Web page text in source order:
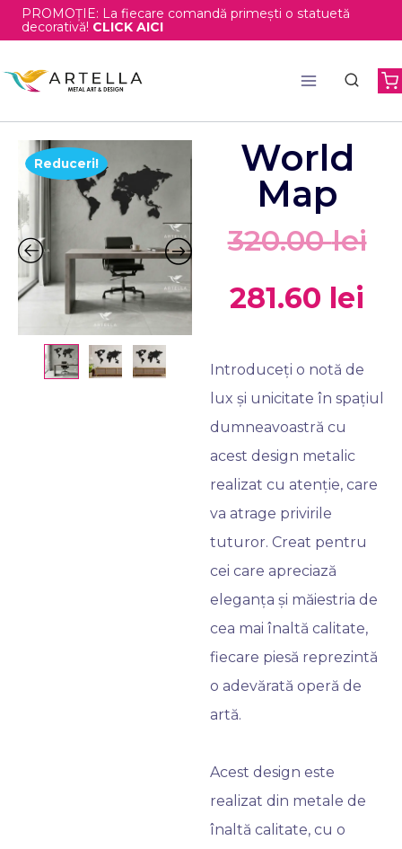
PROMOȚIE: La fiecare comandă primești o statuetă
decorativă! CLICK AICI
Reduceri!
World
Map
320.00lei
281.60 lei
Introduceți o notă de
lux și unicitate în spațiul
dumneavoastră cu
acest design metalic
realizat cu atenție, care
va atrage privirile
tuturor. Creat pentru
cei care apreciază
eleganța și măiestria de
cea mai înaltă calitate,
fiecare piesă reprezintă
o adevărată operă de
artă.
Acest design este
realizat din metale de
înaltă calitate, cu o